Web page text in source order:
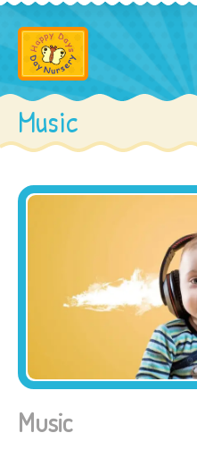
Music
Music